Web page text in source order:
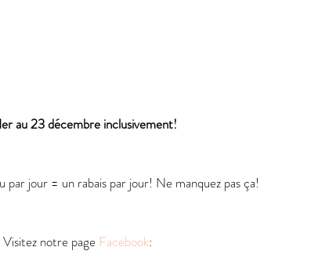
au 23 décembre inclusivement!
par jour = un rabais par jour! Ne manquez pas ça!
Visitez notre page Facebook: